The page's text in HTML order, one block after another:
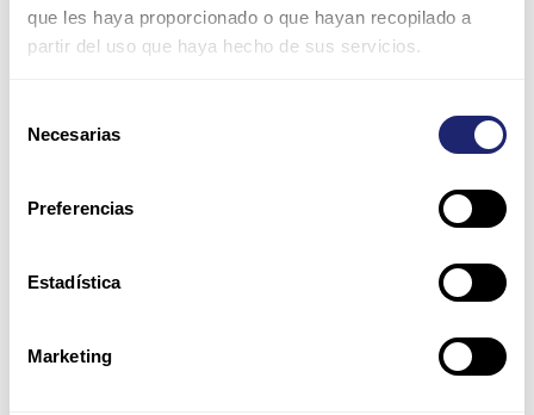
que les haya proporcionado o que hayan recopilado a
partir del uso que haya hecho de sus servicios.
Necesarias
Preferencias
Estadística
Marketing
navegador para la próxima vez que comente.